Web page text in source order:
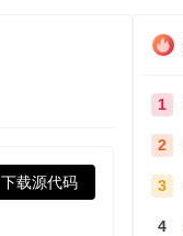
下载源代码
1
2
3
4